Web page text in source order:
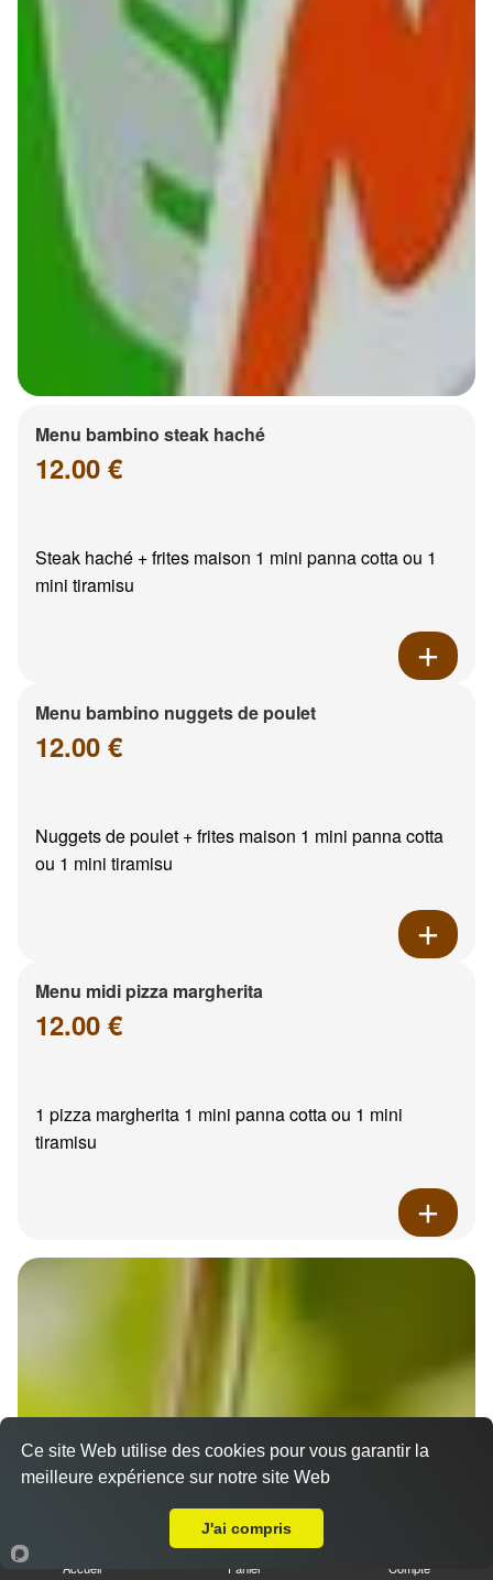
Menu bambino steak haché
12.00 €
Steak haché + frites maison 1 mini panna cotta ou 1
mini tiramisu
Menu bambino nuggets de poulet
12.00 €
Nuggets de poulet + frites maison 1 mini panna cotta
ou 1 mini tiramisu
Menu midi pizza margherita
12.00 €
1 pizza margherita 1 mini panna cotta ou 1 mini
tiramisu
Accueil Panier Compte
Ce site Web utilise des cookies pour vous garantir la
meilleure expérience sur notre site Web
J'ai compris